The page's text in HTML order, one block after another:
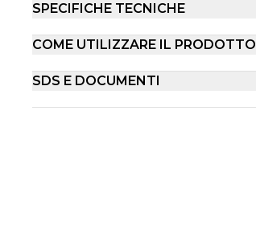
SPECIFICHE TECNICHE
COME UTILIZZARE IL PRODOTTO
SDS E DOCUMENTI